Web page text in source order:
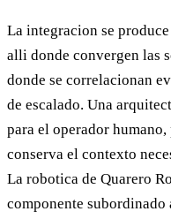
La integracion se
alli donde convergen las
donde se correlacionan
de escalado. Una
para el operador
conserva el contexto
La robotica de Quarero
componente subordinado